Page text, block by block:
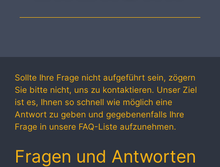
Sollte Ihre Frage nicht aufgeführt sein, zögern
Sie bitte nicht, uns zu kontaktieren. Unser Ziel
ist es, Ihnen so schnell wie möglich eine
Antwort zu geben und gegebenenfalls Ihre
Frage in unsere FAQ-Liste aufzunehmen.
Fragen und Antworten